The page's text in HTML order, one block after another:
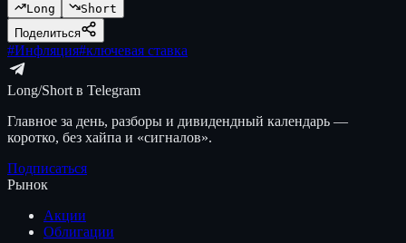
Long
Short
Поделиться
#Инфляция#ключевая ставка
Long/Short в Telegram
Главное за день, разборы и дивидендный календарь —
коротко, без хайпа и «сигналов».
Подписаться
Рынок
Акции
Облигации